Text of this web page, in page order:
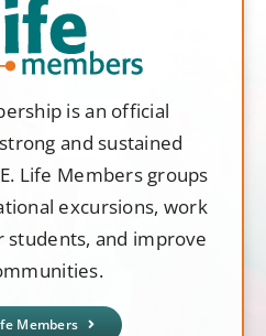
is an official
and sustained
Life Members groups
excursions, work
and improve
Members